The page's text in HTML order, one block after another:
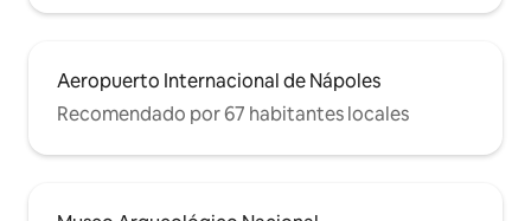
Aeropuerto Internacional de Nápoles
Recomendado por 67 habitantes locales